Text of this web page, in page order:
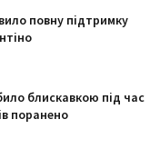
повну підтримку
блискавкою під час
поранено